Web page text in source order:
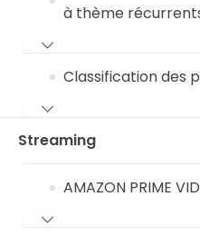
à thème
Classification des
Streaming
AMAZON PRIME